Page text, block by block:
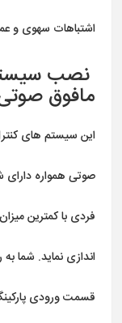
اشتباهات سهوی و
نصب
مافوق
این سیستم های
صوتی همواره دارای
فردی با کمترین
اندازی نماید. شما
قسمت ورودی